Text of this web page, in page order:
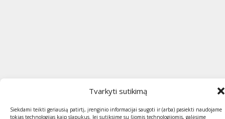
Tvarkyti sutikimą
Siekdami teikti geriausią patirtį, įrenginio informacijai saugoti ir (arba) pasiekti naudojame
tokias technologijas kaip slapukus. Jei sutiksime su šiomis technologijomis, galėsime